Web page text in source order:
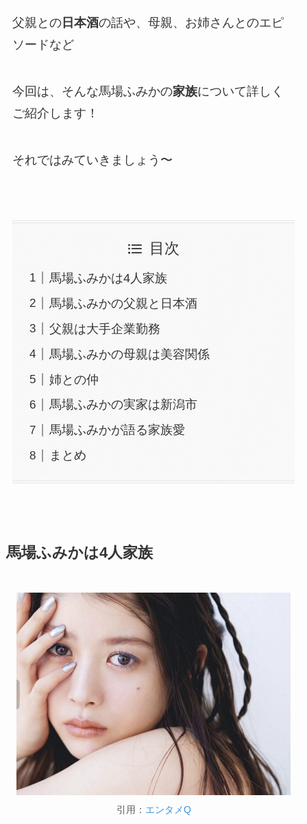
父親との日本酒の話や、母親、お姉さんとのエピ
ソードなど
今回は、そんな馬場ふみかの家族について詳しく
ご紹介します！
それではみていきましょう〜
目次
馬場ふみかは4人家族
馬場ふみかの父親と日本酒
父親は大手企業勤務
馬場ふみかの母親は美容関係
姉との仲
馬場ふみかの実家は新潟市
馬場ふみかが語る家族愛
まとめ
馬場ふみかは4人家族
引用： エンタメQ